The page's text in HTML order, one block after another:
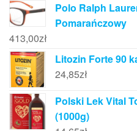
Polo Ralph
Pomarańczowy
413,00zł
Litozin Forte 90
24,85zł
Polski Lek Vital
(1000g)